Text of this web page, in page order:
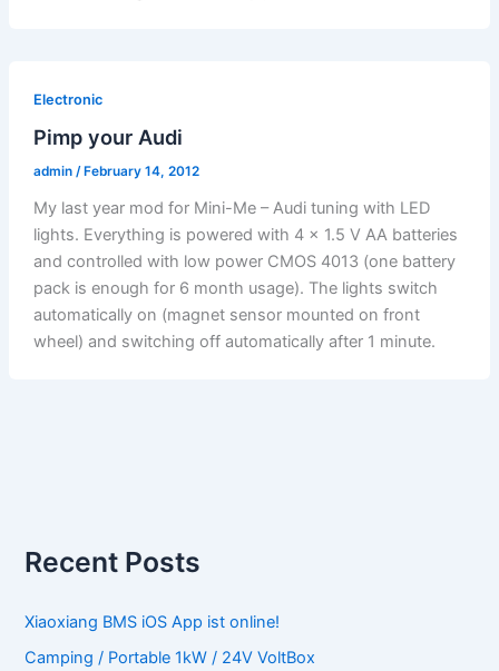
Electronic
Pimp your Audi
admin / February 14, 2012
My last year mod for Mini-Me – Audi tuning with LED
lights. Everything is powered with 4 x 1.5 V AA batteries
and controlled with low power CMOS 4013 (one battery
pack is enough for 6 month usage). The lights switch
automatically on (magnet sensor mounted on front
wheel) and switching off automatically after 1 minute.
Recent Posts
Xiaoxiang BMS iOS App ist online!
Camping / Portable 1kW / 24V VoltBox